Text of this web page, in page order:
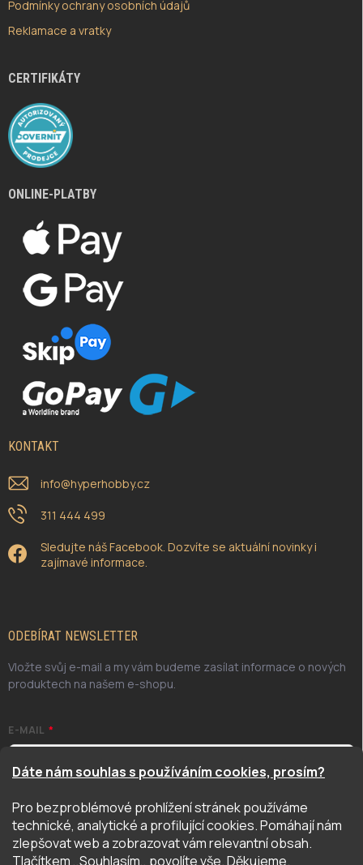
Dáte nám souhlas s používáním cookies, prosím?
Pro bezproblémové prohlížení stránek používáme
technické, analytické a profilující cookies. Pomáhají nám
zlepšovat web a zobrazovat vám relevantní obsah.
Tlačítkem ,,Souhlasím,, povolíte vše. Děkujeme.
Podmínky ochrany osobních údajů
Reklamace a vratky
CERTIFIKÁTY
ONLINE-PLATBY
KONTAKT
info@hyperhobby.cz
311 444 499
Sledujte náš Facebook. Dozvíte se aktuální novinky i
zajímavé informace.
ODEBÍRAT NEWSLETTER
Vložte svůj e-mail a my vám budeme zasílat informace o nových
produktech na našem e-shopu.
E-MAIL
Odesláním potvrzuji, že jsem se seznámil/a se zásadami
ochrany osobních údajů. Úplné znění naleznetezde
PŘIHLÁSIT SE